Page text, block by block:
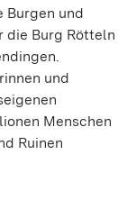
Burgen und
die Burg Rötteln
und
Menschen
Ruinen